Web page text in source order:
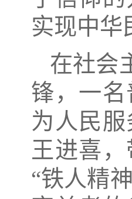
实现中华
在社会
锋，一
为人民
王进喜
“铁人精